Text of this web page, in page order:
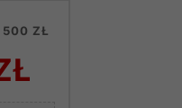
500 ZŁ